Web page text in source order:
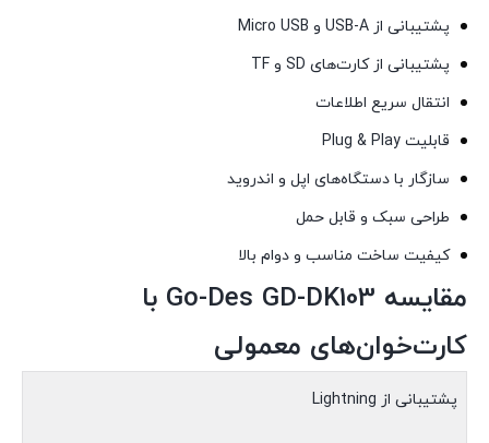
پشتیبانی از USB-A و Micro USB
پشتیبانی از کارت‌های SD و TF
انتقال سریع اطلاعات
قابلیت Plug & Play
سازگار با دستگاه‌های اپل و اندروید
طراحی سبک و قابل حمل
کیفیت ساخت مناسب و دوام بالا
مقایسه Go-Des GD-DK103 با
کارت‌خوان‌های معمولی
پشتیبانی از Lightning